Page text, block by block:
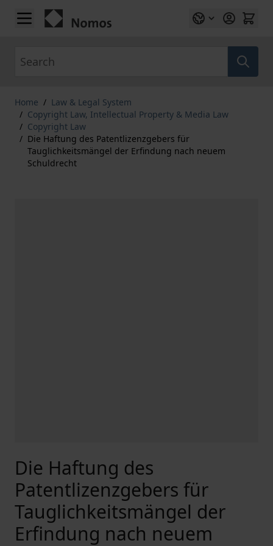
Skip to Content
Home / Law & Legal System
/ Copyright Law, Intellectual Property & Media Law
/ Copyright Law
/ Die Haftung des Patentlizenzgebers für
Tauglichkeitsmängel der Erfindung nach neuem
Schuldrecht
Die Haftung des
Patentlizenzgebers für
Tauglichkeitsmängel der
Erfindung nach neuem